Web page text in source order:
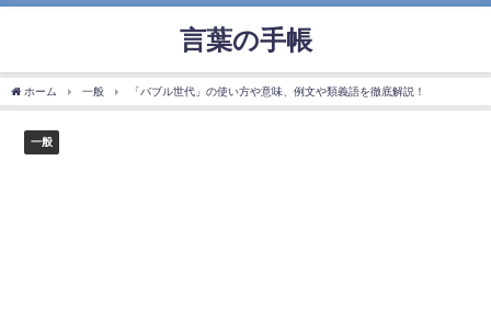
言葉の手帳
ホーム 一般 「バブル世代」の使い方や意味、例文や類義語を徹底解説！
一般